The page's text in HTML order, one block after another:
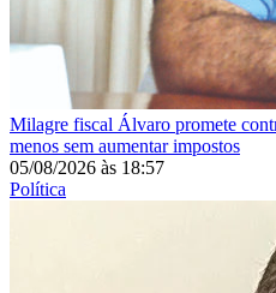
Milagre fiscal Álvaro promete
menos sem aumentar impostos
05/08/2026 às 18:57
Política